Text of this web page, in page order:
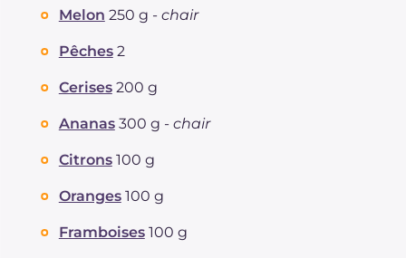
Protéine
dont acides gras saturés
Fibre
Melon 250 g - chair
Pêches 2
Cerises 200 g
Ananas 300 g - chair
Citrons 100 g
Oranges 100 g
Framboises 100 g